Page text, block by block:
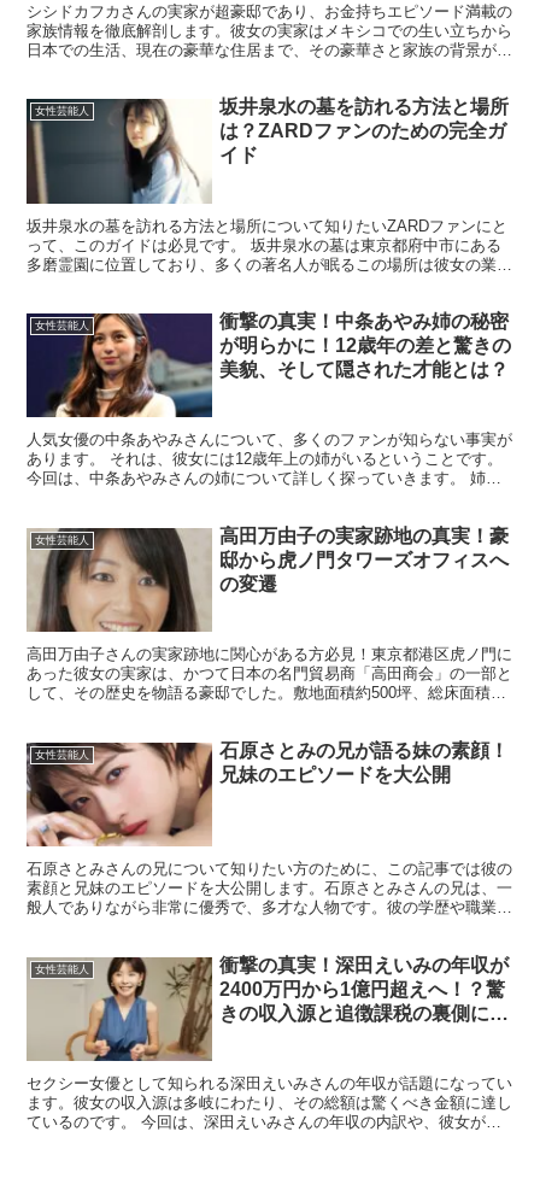
シシドカフカさんの実家が超豪邸であり、お金持ちエピソード満載の
家族情報を徹底解剖します。彼女の実家はメキシコでの生い立ちから
日本での生活、現在の豪華な住居まで、その豪華さと家族の背景が興
女性芸能人
坂井泉水の墓を訪れる方法と場所
は？ZARDファンのための完全ガ
イド
坂井泉水の墓を訪れる方法と場所について知りたいZARDファンにと
って、このガイドは必見です。 坂井泉水の墓は東京都府中市にある
多磨霊園に位置しており、多くの著名人が眠るこの場所は彼女の業績
女性芸能人
衝撃の真実！中条あやみ姉の秘密
が明らかに！12歳年の差と驚きの
美貌、そして隠された才能とは？
人気女優の中条あやみさんについて、多くのファンが知らない事実が
あります。 それは、彼女には12歳年上の姉がいるということです。
今回は、中条あやみさんの姉について詳しく探っていきます。 姉の
女性芸能人
高田万由子の実家跡地の真実！豪
邸から虎ノ門タワーズオフィスへ
の変遷
高田万由子さんの実家跡地に関心がある方必見！東京都港区虎ノ門に
あった彼女の実家は、かつて日本の名門貿易商「高田商会」の一部と
して、その歴史を物語る豪邸でした。敷地面積約500坪、総床面積
女性芸能人
石原さとみの兄が語る妹の素顔！
兄妹のエピソードを大公開
石原さとみさんの兄について知りたい方のために、この記事では彼の
素顔と兄妹のエピソードを大公開します。石原さとみさんの兄は、一
般人でありながら非常に優秀で、多才な人物です。彼の学歴や職業に
女性芸能人
衝撃の真実！深田えいみの年収が
2400万円から1億円超えへ！？驚
きの収入源と追徴課税の裏側に迫
セクシー女優として知られる深田えいみさんの年収が話題になってい
ます。彼女の収入源は多岐にわたり、その総額は驚くべき金額に達し
ているのです。 今回は、深田えいみさんの年収の内訳や、彼女がど